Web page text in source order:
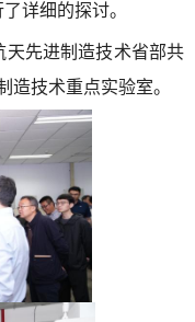
详细的探讨。
天先进制造技术省部共
造技术重点实验室。